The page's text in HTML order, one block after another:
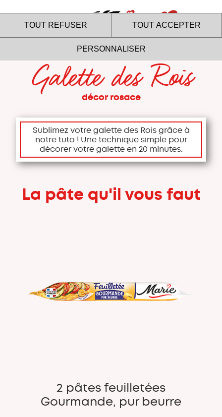
Menu
Galette des Rois
décor rosace
Sublimez votre galette des Rois grâce à
notre tuto ! Une technique simple pour
décorer votre galette en 20 minutes.
La pâte qu'il vous faut
2 pâtes feuilletées
Gourmande, pur beurre
Le site internet Marie utilise
des cookies !
fonctionnement de notre site et à des fins analytiques. Vous
pouvez changer d'avis à tout moment en cliquant sur l'icône
présente sur chaque page de notre site. En autorisant ces
services tiers, vous acceptez le dépôt et la lecture de
cookies et l'utilisation de technologies de suivi nécessaires
à leur bon fonctionnement.
TOUT REFUSER TOUT ACCEPTER
PERSONNALISER